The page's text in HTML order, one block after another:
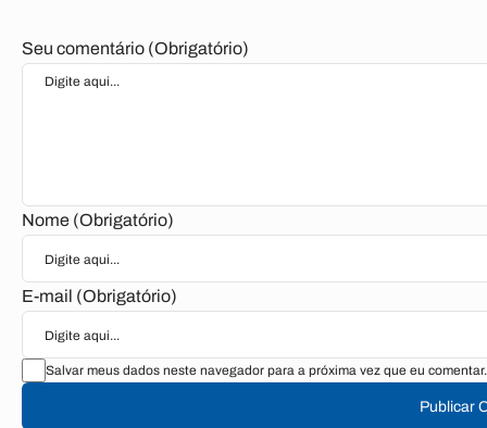
Seu comentário (Obrigatório)
Nome (Obrigatório)
E-mail (Obrigatório)
Salvar meus dados neste navegador para a próxima vez que eu comentar.
Publicar